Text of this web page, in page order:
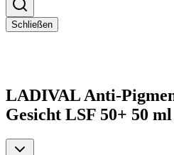
Schließen
LADIVAL Anti-
Gesicht LSF 50+ 50 ml